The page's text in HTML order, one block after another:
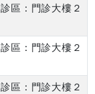
：門診大樓２
：門診大樓２
：門診大樓２